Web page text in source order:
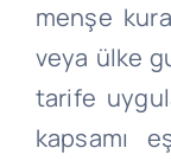
menşe
veya ülke
tarife
kapsamı